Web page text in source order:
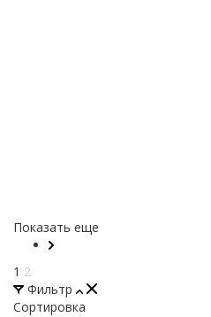
Показать еще
1 2
Фильтр
Сортировка